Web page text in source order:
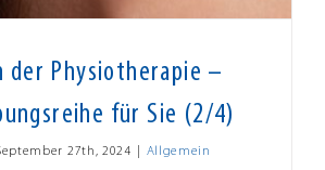
der Physiotherapie –
für Sie (2/4)
27th, 2024 Allgemein